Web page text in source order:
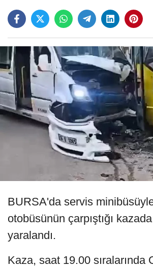
BURSA'da servis
otobüsünün çarpıştığı
yaralandı.
Kaza, saat 19.00 sıralarında